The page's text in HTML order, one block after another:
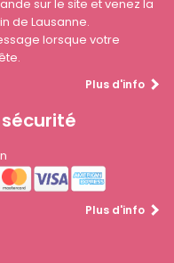
sur le site et venez la
de Lausanne.
lorsque votre
Plus d'info
Plus d'info